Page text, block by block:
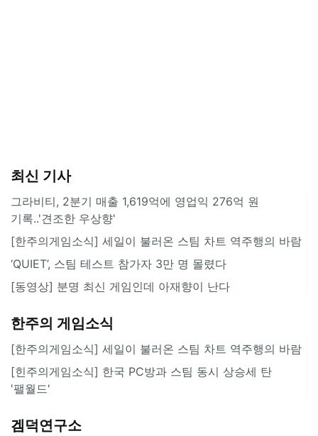
최신 기사
그라비티, 2분기 매출 1,619억에 영업익 276억 원
기록..'견조한 우상향'
[한주의게임소식] 세일이 불러온 스팀 차트 역주행의 바람
‘QUIET’, 스팀 테스트 참가자 3만 명 몰렸다
[동영상] 분명 최신 게임인데 아재향이 난다
한주의 게임소식
[한주의게임소식] 세일이 불러온 스팀 차트 역주행의 바람
[힌주의게임소식] 한국 PC방과 스팀 동시 상승세 탄
'팰월드'
겜덕연구소